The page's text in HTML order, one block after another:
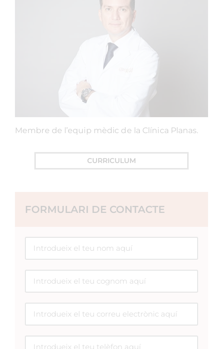
Membre de l’equip mèdic de la Clínica Planas.
CURRICULUM
FORMULARI DE CONTACTE